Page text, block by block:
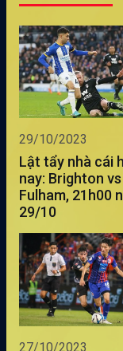
29/10/2023
Lật tẩy nhà cái
nay: Brighton vs
Fulham, 21h00
29/10
27/10/2023